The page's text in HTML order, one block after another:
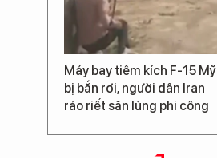
Máy bay tiêm kích F-15 Mỹ
bị bắn rơi, người dân Iran
ráo riết săn lùng phi công